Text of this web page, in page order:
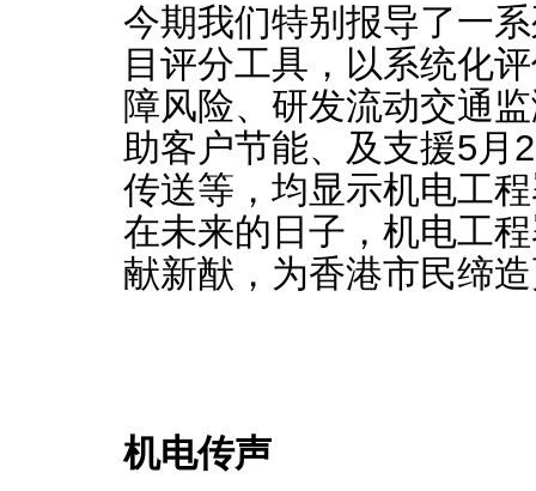
今期我们特别报导了一
目评分工具，以系统化
障风险、研发流动交通
助客户节能、及支援5月
传送等，均显示机电工
在未来的日子，机电工
献新猷，为香港市民缔
机电传声